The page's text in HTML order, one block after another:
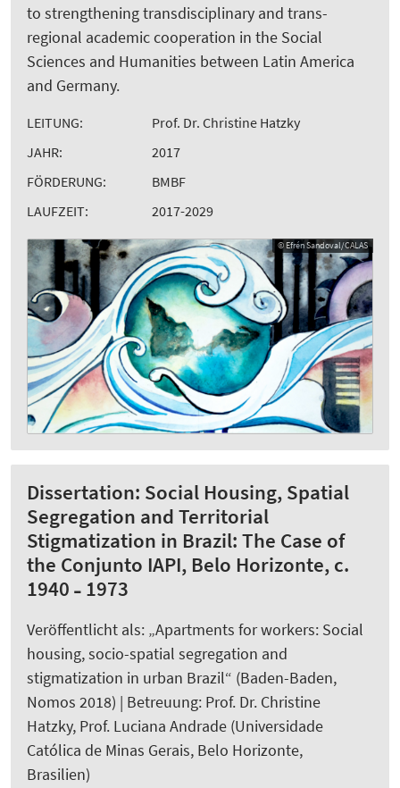
to strengthening transdisciplinary and trans-
regional academic cooperation in the Social
Sciences and Humanities between Latin America
and Germany.
LEITUNG:
Prof. Dr. Christine Hatzky
JAHR:
2017
FÖRDERUNG:
BMBF
LAUFZEIT:
2017-2029
© Efrén Sandoval/CALAS
Dissertation: Social Housing, Spatial
Segregation and Territorial
Stigmatization in Brazil: The Case of
the Conjunto IAPI, Belo Horizonte, c.
1940 ˗ 1973
Veröffentlicht als: „Apartments for workers: Social
housing, socio-spatial segregation and
stigmatization in urban Brazil“ (Baden-Baden,
Nomos 2018) | Betreuung: Prof. Dr. Christine
Hatzky, Prof. Luciana Andrade (Universidade
Católica de Minas Gerais, Belo Horizonte,
Brasilien)